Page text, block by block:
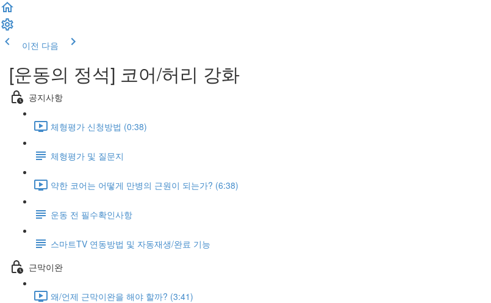
이전 다음
[운동의 정석] 코어/허리 강화
공지사항
체형평가 신청방법 (0:38)
체형평가 및 질문지
약한 코어는 어떻게 만병의 근원이 되는가? (6:38)
운동 전 필수확인사항
스마트TV 연동방법 및 자동재생/완료 기능
근막이완
왜/언제 근막이완을 해야 할까? (3:41)